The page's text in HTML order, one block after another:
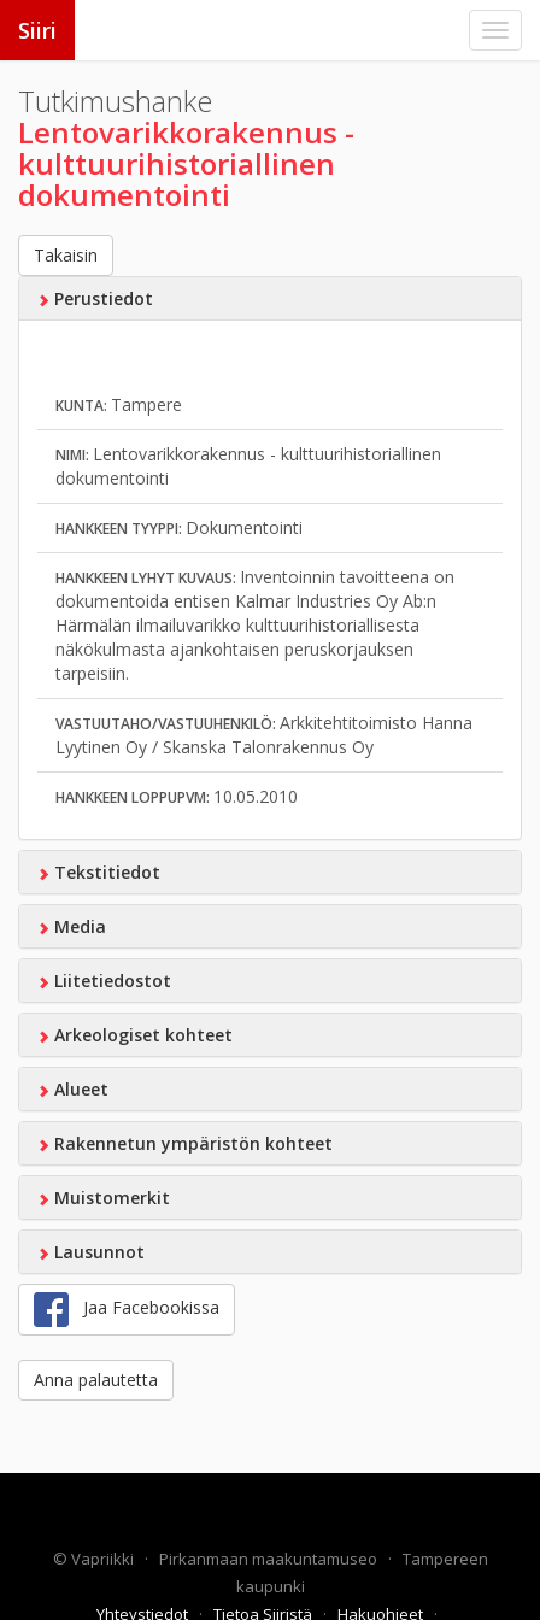
Siiri
Tutkimushanke
Lentovarikkorakennus -
kulttuurihistoriallinen
dokumentointi
Takaisin
Perustiedot
KUNTA: Tampere
NIMI: Lentovarikkorakennus - kulttuurihistoriallinen
dokumentointi
HANKKEEN TYYPPI: Dokumentointi
HANKKEEN LYHYT KUVAUS: Inventoinnin tavoitteena on
dokumentoida entisen Kalmar Industries Oy Ab:n
Härmälän ilmailuvarikko kulttuurihistoriallisesta
näkökulmasta ajankohtaisen peruskorjauksen
tarpeisiin.
VASTUUTAHO/VASTUUHENKILÖ: Arkkitehtitoimisto Hanna
Lyytinen Oy / Skanska Talonrakennus Oy
HANKKEEN LOPPUPVM: 10.05.2010
Tekstitiedot
Media
Liitetiedostot
Arkeologiset kohteet
Alueet
Rakennetun ympäristön kohteet
Muistomerkit
Lausunnot
Jaa Facebookissa
Anna palautetta
© Vapriikki · Pirkanmaan maakuntamuseo · Tampereen
kaupunki
Yhteystiedot · Tietoa Siiristä · Hakuohjeet ·